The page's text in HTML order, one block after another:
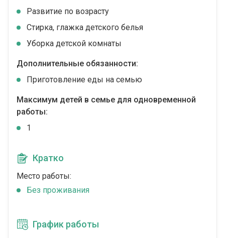
Развитие по возрасту
Стирка, глажка детского белья
Уборка детской комнаты
Дополнительные обязанности:
Приготовление еды на семью
Максимум детей в семье для одновременной
работы:
1
Кратко
Место работы:
Без проживания
График работы